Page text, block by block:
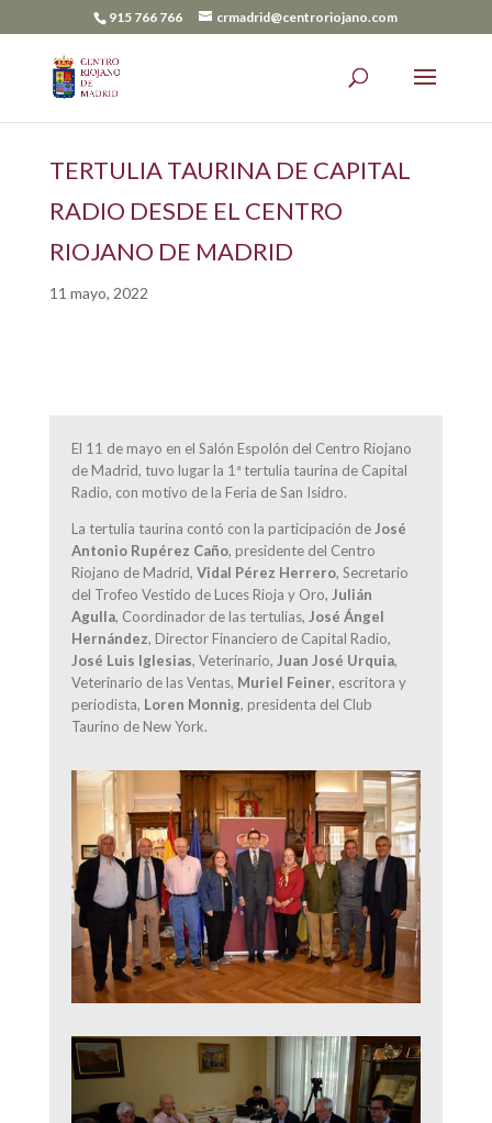
915 766 766 crmadrid@centroriojano.com
TERTULIA TAURINA DE CAPITAL
RADIO DESDE EL CENTRO
RIOJANO DE MADRID
11 mayo, 2022
El 11 de mayo en el Salón Espolón del Centro Riojano
de Madrid, tuvo lugar la 1ª tertulia taurina de Capital
Radio, con motivo de la Feria de San Isidro.
La tertulia taurina contó con la participación de José
Antonio Rupérez Caño, presidente del Centro
Riojano de Madrid, Vidal Pérez Herrero, Secretario
del Trofeo Vestido de Luces Rioja y Oro, Julián
Agulla, Coordinador de las tertulias, José Ángel
Hernández, Director Financiero de Capital Radio,
José Luis Iglesias, Veterinario, Juan José Urquia,
Veterinario de las Ventas, Muriel Feiner, escritora y
periodista, Loren Monnig, presidenta del Club
Taurino de New York.